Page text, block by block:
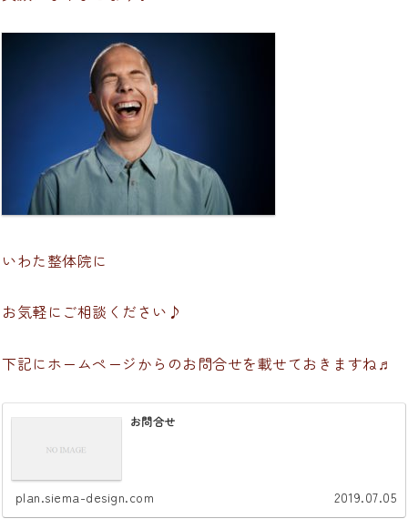
いわた整体院に
お気軽にご相談ください♪
下記にホームページからのお問合せを載せておきますね♬
お問合せ
plan.siema-design.com 2019.07.05